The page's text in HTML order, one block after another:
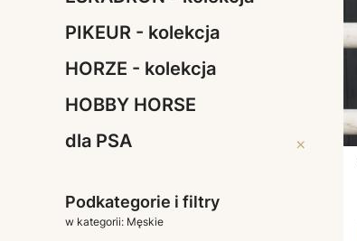
PIKEUR - kolekcja
HORZE - kolekcja
HOBBY HORSE
dla PSA
dla PSA
Podkategorie i filtry
w kategorii: Męskie